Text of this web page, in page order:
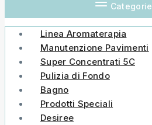
Categorie
Linea Aromaterapia
Manutenzione Pavimenti
Super Concentrati 5C
Pulizia di Fondo
Bagno
Prodotti Speciali
Desiree